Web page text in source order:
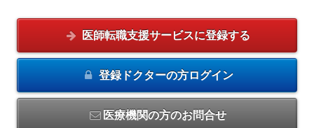
医師転職支援サービスに登録する
登録ドクターの方ログイン
医療機関の方のお問合せ